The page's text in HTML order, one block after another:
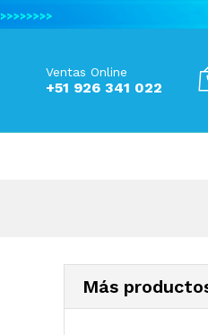
Ventas Online
+51 926 341 022
Más